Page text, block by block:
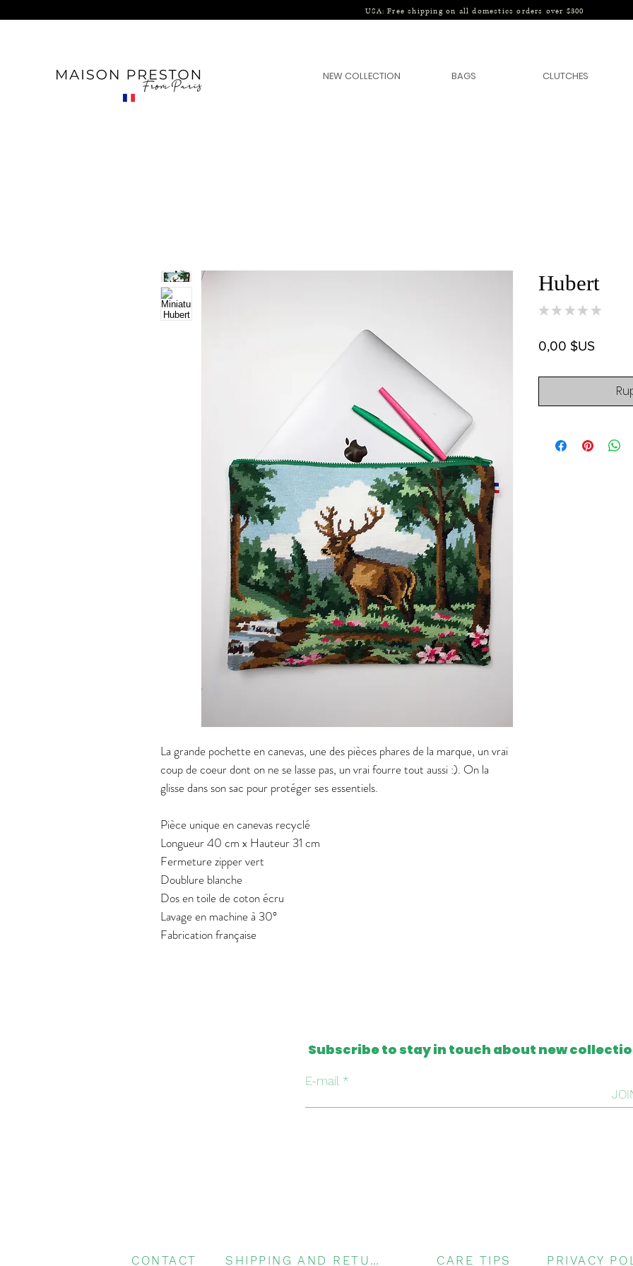
USA: Free shipping on all domestics orders over $300
NEW COLLECTION BAGS CLUTCHES
La grande pochette en canevas, une des pièces phares de la marque, un vrai
coup de coeur dont on ne se lasse pas, un vrai fourre tout aussi :). On la
glisse dans son sac pour protéger ses essentiels.
Pièce unique en canevas recyclé
Longueur 40 cm x Hauteur 31 cm
Fermeture zipper vert
Doublure blanche
Dos en toile de coton écru
Lavage en machine à 30°
Fabrication française
Hubert
★ ★ ★ ★ ★
0,00 $USPrix
Subscribe to stay in touch about new
E-mail
CONTACT SHIPPING AND RETURNS CARE TIPS